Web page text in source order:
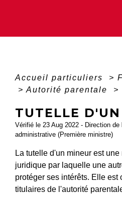
Accueil particuliers >
> Autorité parentale >
TUTELLE
Vérifié le 23 Aug 2022 - Direction
administrative (Première ministre)
La tutelle d'un mineur est
juridique par laquelle une
protéger ses intérêts. Elle est
titulaires de l'autorité